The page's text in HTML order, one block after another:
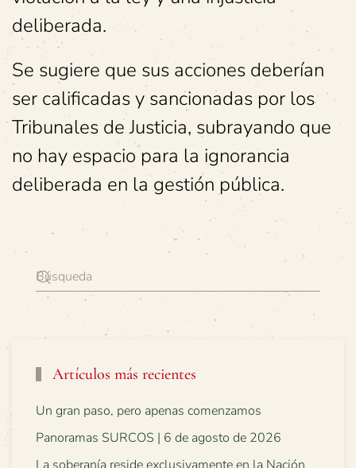
deliberada.
Se sugiere que sus acciones deberían
ser calificadas y sancionadas por los
Tribunales de Justicia, subrayando que
no hay espacio para la ignorancia
deliberada en la gestión pública.
Artículos más recientes
Un gran paso, pero apenas comenzamos
Panoramas SURCOS | 6 de agosto de 2026